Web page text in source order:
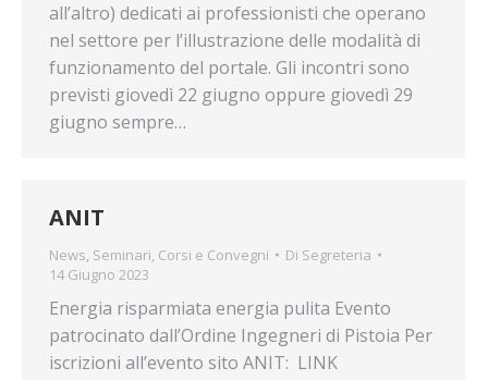
all’altro) dedicati ai professionisti che operano
nel settore per l’illustrazione delle modalità di
funzionamento del portale. Gli incontri sono
previsti giovedì 22 giugno oppure giovedì 29
giugno sempre…
ANIT
News, Seminari, Corsi e Convegni Di Segreteria
14 Giugno 2023
Energia risparmiata energia pulita Evento
patrocinato dall’Ordine Ingegneri di Pistoia Per
iscrizioni all’evento sito ANIT: LINK